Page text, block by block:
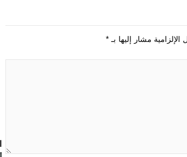
الإلزامية مشار إليها بـ *